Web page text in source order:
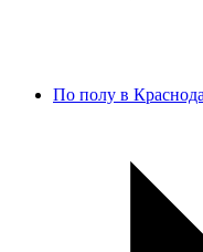
По полу в